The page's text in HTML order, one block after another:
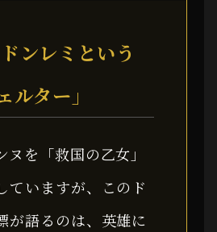
ンレミという
ルター」
ヌを「救国の乙女」
ていますが、このド
が語るのは、英雄に